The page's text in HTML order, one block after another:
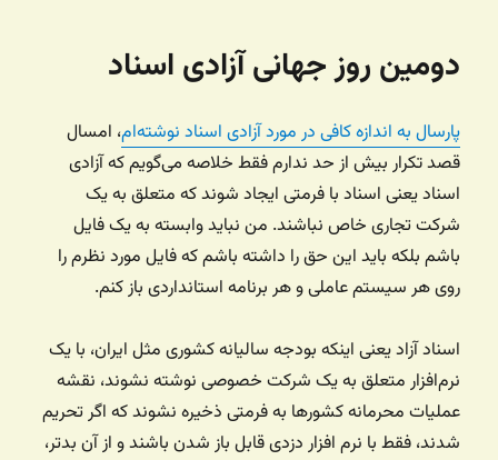
دومین روز جهانی آزادی اسناد
پارسال به اندازه کافی در مورد آزادی اسناد نوشته‌ام، امسال
قصد تکرار بیش از حد ندارم فقط خلاصه می‌گویم که آزادی
اسناد یعنی اسناد با فرمتی ایجاد شوند که متعلق به یک
شرکت تجاری خاص نباشند. من نباید وابسته به یک فایل
باشم بلکه باید این حق را داشته باشم که فایل مورد نظرم را
روی هر سیستم عاملی و هر برنامه استانداردی باز کنم.
اسناد آزاد یعنی اینکه بودجه سالیانه کشوری مثل ایران، با یک
نرم‌افزار متعلق به یک شرکت خصوصی نوشته نشوند، نقشه
عملیات محرمانه کشورها به فرمتی ذخیره نشوند که اگر تحریم
شدند، فقط با نرم افزار دزدی قابل باز شدن باشند و از آن بدتر،